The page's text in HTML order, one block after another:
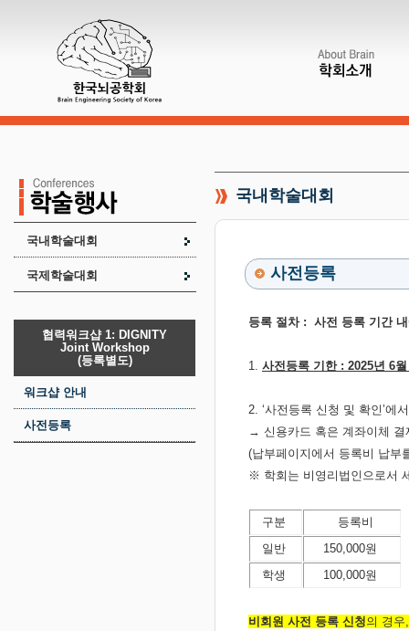
국내학술대회
국제학술대회
협력워크샵 1: DIGNITY
Joint Workshop
(등록별도)
워크샵 안내
사전등록
국내학술대회
사전등록
등록 절차 : 사전 등록 기간
1. 사전등록 기한 : 2025년 6
2. ‘사전등록 신청 및 확인’에
→ 신용카드 혹은 계좌이체 결
(납부페이지에서 등록비 납부
※ 학회는 비영리법인으로서
구분
등록비
일반
150,000원
학생
100,000원
비회원 사전 등록 신청의 경